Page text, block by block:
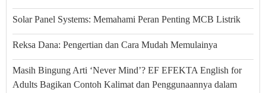
Solar Panel Systems: Memahami Peran Penting MCB Listrik
Reksa Dana: Pengertian dan Cara Mudah Memulainya
Masih Bingung Arti ‘Never Mind’? EF EFEKTA English for
Adults Bagikan Contoh Kalimat dan Penggunaannya dalam